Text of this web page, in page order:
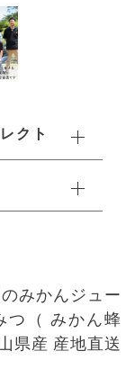
クト
みかんジュー
つ（ みかん蜂
県産 産地直送